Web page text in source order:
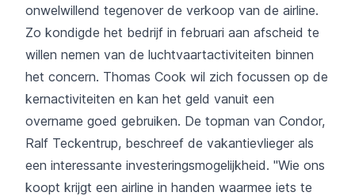
onwelwillend tegenover de verkoop van de airline.
Zo kondigde het bedrijf in februari aan afscheid te
willen nemen van de luchtvaartactiviteiten binnen
het concern. Thomas Cook wil zich focussen op de
kernactiviteiten en kan het geld vanuit een
overname goed gebruiken. De topman van Condor,
Ralf Teckentrup, beschreef de vakantievlieger als
een interessante investeringsmogelijkheid. "Wie ons
koopt krijgt een airline in handen waarmee iets te